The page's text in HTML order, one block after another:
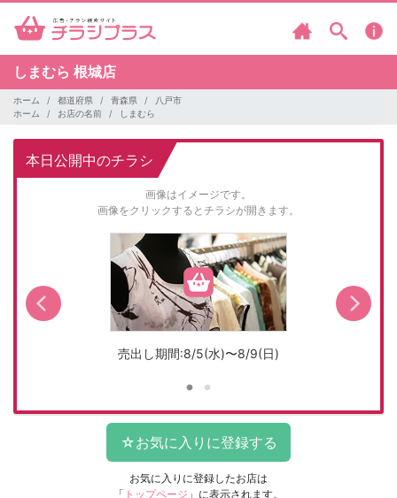
しまむら 根城店
ホーム 都道府県 青森県
八戸市
ホーム
お店の名前 しまむら
本日公開中のチラシ
画像はイメージです。
画像をクリックするとチラシが開きます。
売出し期間:8/5(水)〜8/9(日)
お気に入りに登録したお店は
「 トップページ 」に表示されます。